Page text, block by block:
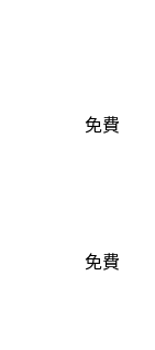
免費
免費